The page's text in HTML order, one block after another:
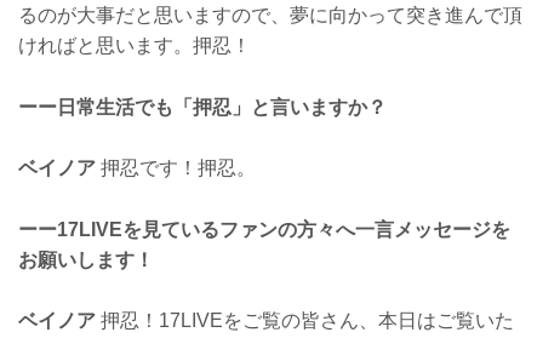
るのが大事だと思いますので、夢に向かって突き進んで頂
ければと思います。押忍！
ーー日常生活でも「押忍」と言いますか？
ベイノア 押忍です！押忍。
ーー17LIVEを見ているファンの方々へ一言メッセージを
お願いします！
ベイノア 押忍！17LIVEをご覧の皆さん、本日はご覧いた